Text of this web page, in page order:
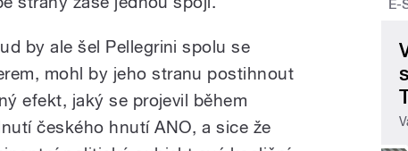
by ale šel Pellegrini spolu se
mohl by jeho stranu postihnout
efekt, jaký se projevil během
českého hnutí ANO, a sice že
E-